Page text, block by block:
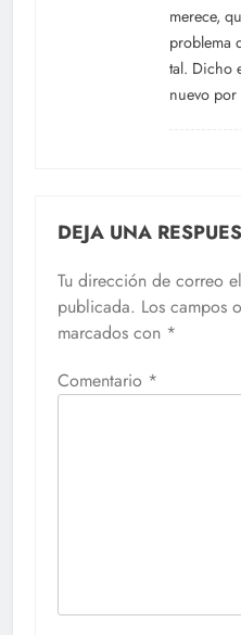
merece,
problema
tal. Dicho
nuevo
DEJA UNA
Tu dirección de correo
publicada. Los campos
marcados con *
Comentario *